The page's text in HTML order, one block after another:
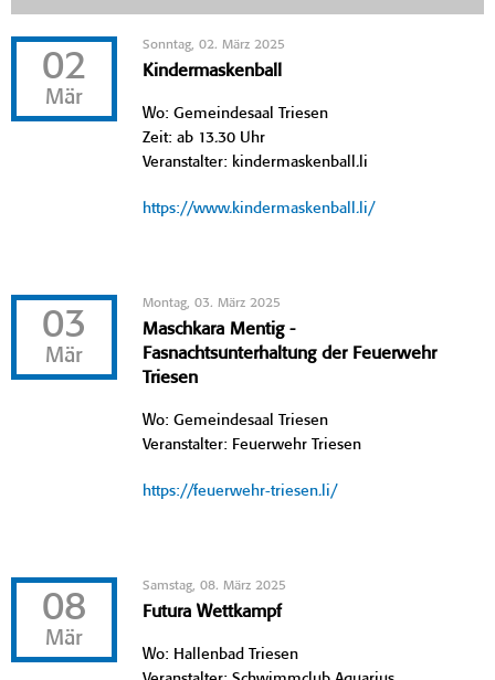
02
Mär
Sonntag, 02. März 2025
Kindermaskenball
Wo: Gemeindesaal Triesen
Zeit: ab 13.30 Uhr
Veranstalter: kindermaskenball.li
https://www.kindermaskenball.li/
03
Mär
Montag, 03. März 2025
Maschkara Mentig -
Fasnachtsunterhaltung der Feuerwehr
Triesen
Wo: Gemeindesaal Triesen
Veranstalter: Feuerwehr Triesen
https://feuerwehr-triesen.li/
08
Mär
Samstag, 08. März 2025
Futura Wettkampf
Wo: Hallenbad Triesen